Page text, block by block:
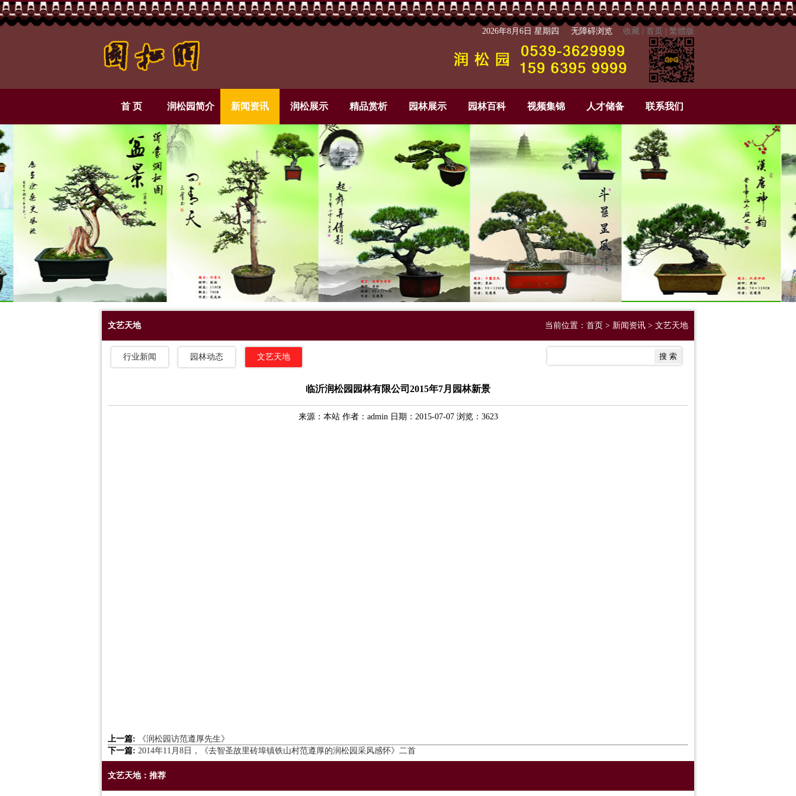
2026年8月6日 星期四 无障碍浏览 收藏 首页 繁體版
首 页 润松园简介 新闻资讯 润松展示 精品赏析 园林展示 园林百科 视频集锦 人才储备 联系我们
文艺天地 当前位置： 首页 > 新闻资讯 > 文艺天地
行业新闻 园林动态 文艺天地 搜 索
临沂润松园园林有限公司2015年7月园林新景
来源：本站 作者：admin 日期：2015-07-07 浏览：3623
上一篇:
《润松园访范遵厚先生》
下一篇: 2014年11月8日，《去智圣故里砖埠镇铁山村范遵厚的润松园采风感怀》二首
文艺天地：推荐